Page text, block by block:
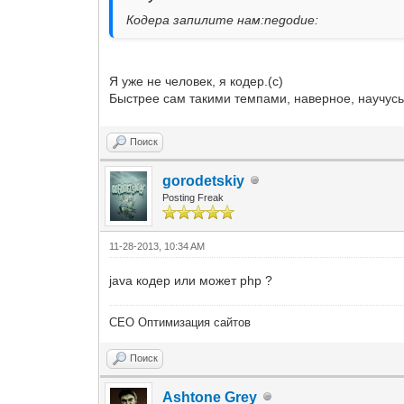
Кодера запилите нам:negodue:
Я уже не человек, я кодер.(с)
Быстрее сам такими темпами, наверное,
Поиск
gorodetskiy
Posting Freak
11-28-2013, 10:34 AM
java кодер или может php ?
СЕО Оптимизация сайтов
Поиск
Ashtone Grey